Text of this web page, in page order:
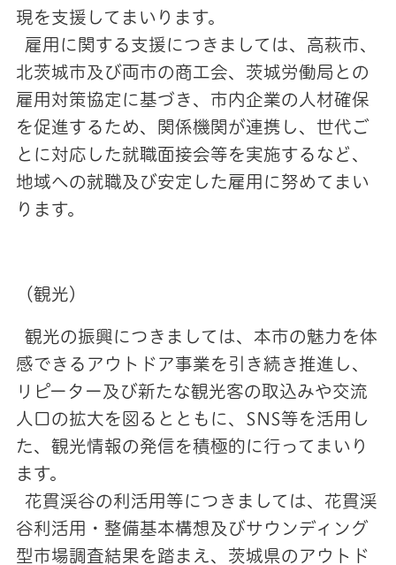
現を支援してまいります。
雇用に関する支援につきましては、高萩市、
北茨城市及び両市の商工会、茨城労働局との
雇用対策協定に基づき、市内企業の人材確保
を促進するため、関係機関が連携し、世代ご
とに対応した就職面接会等を実施するなど、
地域への就職及び安定した雇用に努めてまい
ります。
（観光）
観光の振興につきましては、本市の魅力を体
感できるアウトドア事業を引き続き推進し、
リピーター及び新たな観光客の取込みや交流
人口の拡大を図るとともに、SNS等を活用し
た、観光情報の発信を積極的に行ってまいり
ます。
花貫渓谷の利活用等につきましては、花貫渓
谷利活用・整備基本構想及びサウンディング
型市場調査結果を踏まえ、茨城県のアウトド